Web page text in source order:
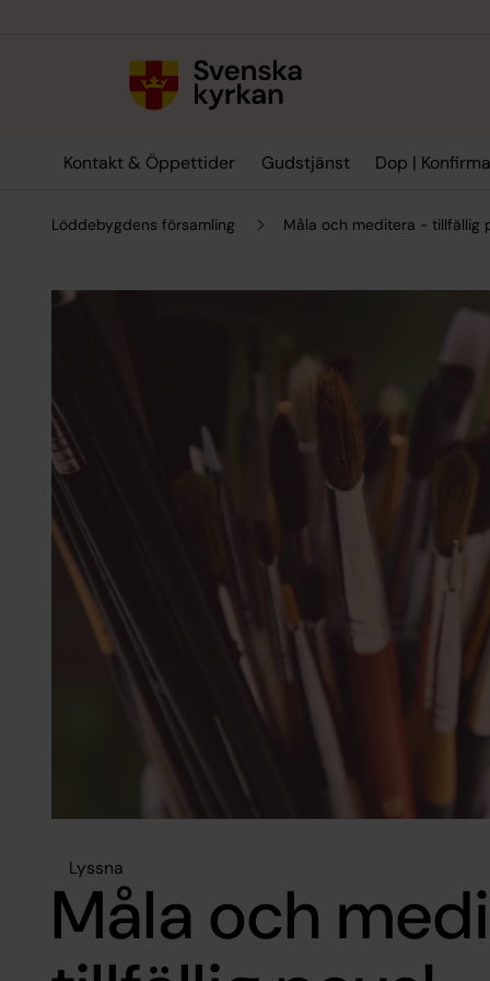
Kontakt & Öppettider Gudstjänst Dop |
Löddebygdens församling Måla och meditera - tillfällig
Lyssna
Måla och